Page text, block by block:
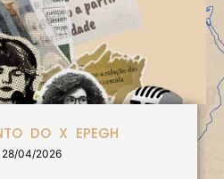
DO X EPEGH
28/04/2026